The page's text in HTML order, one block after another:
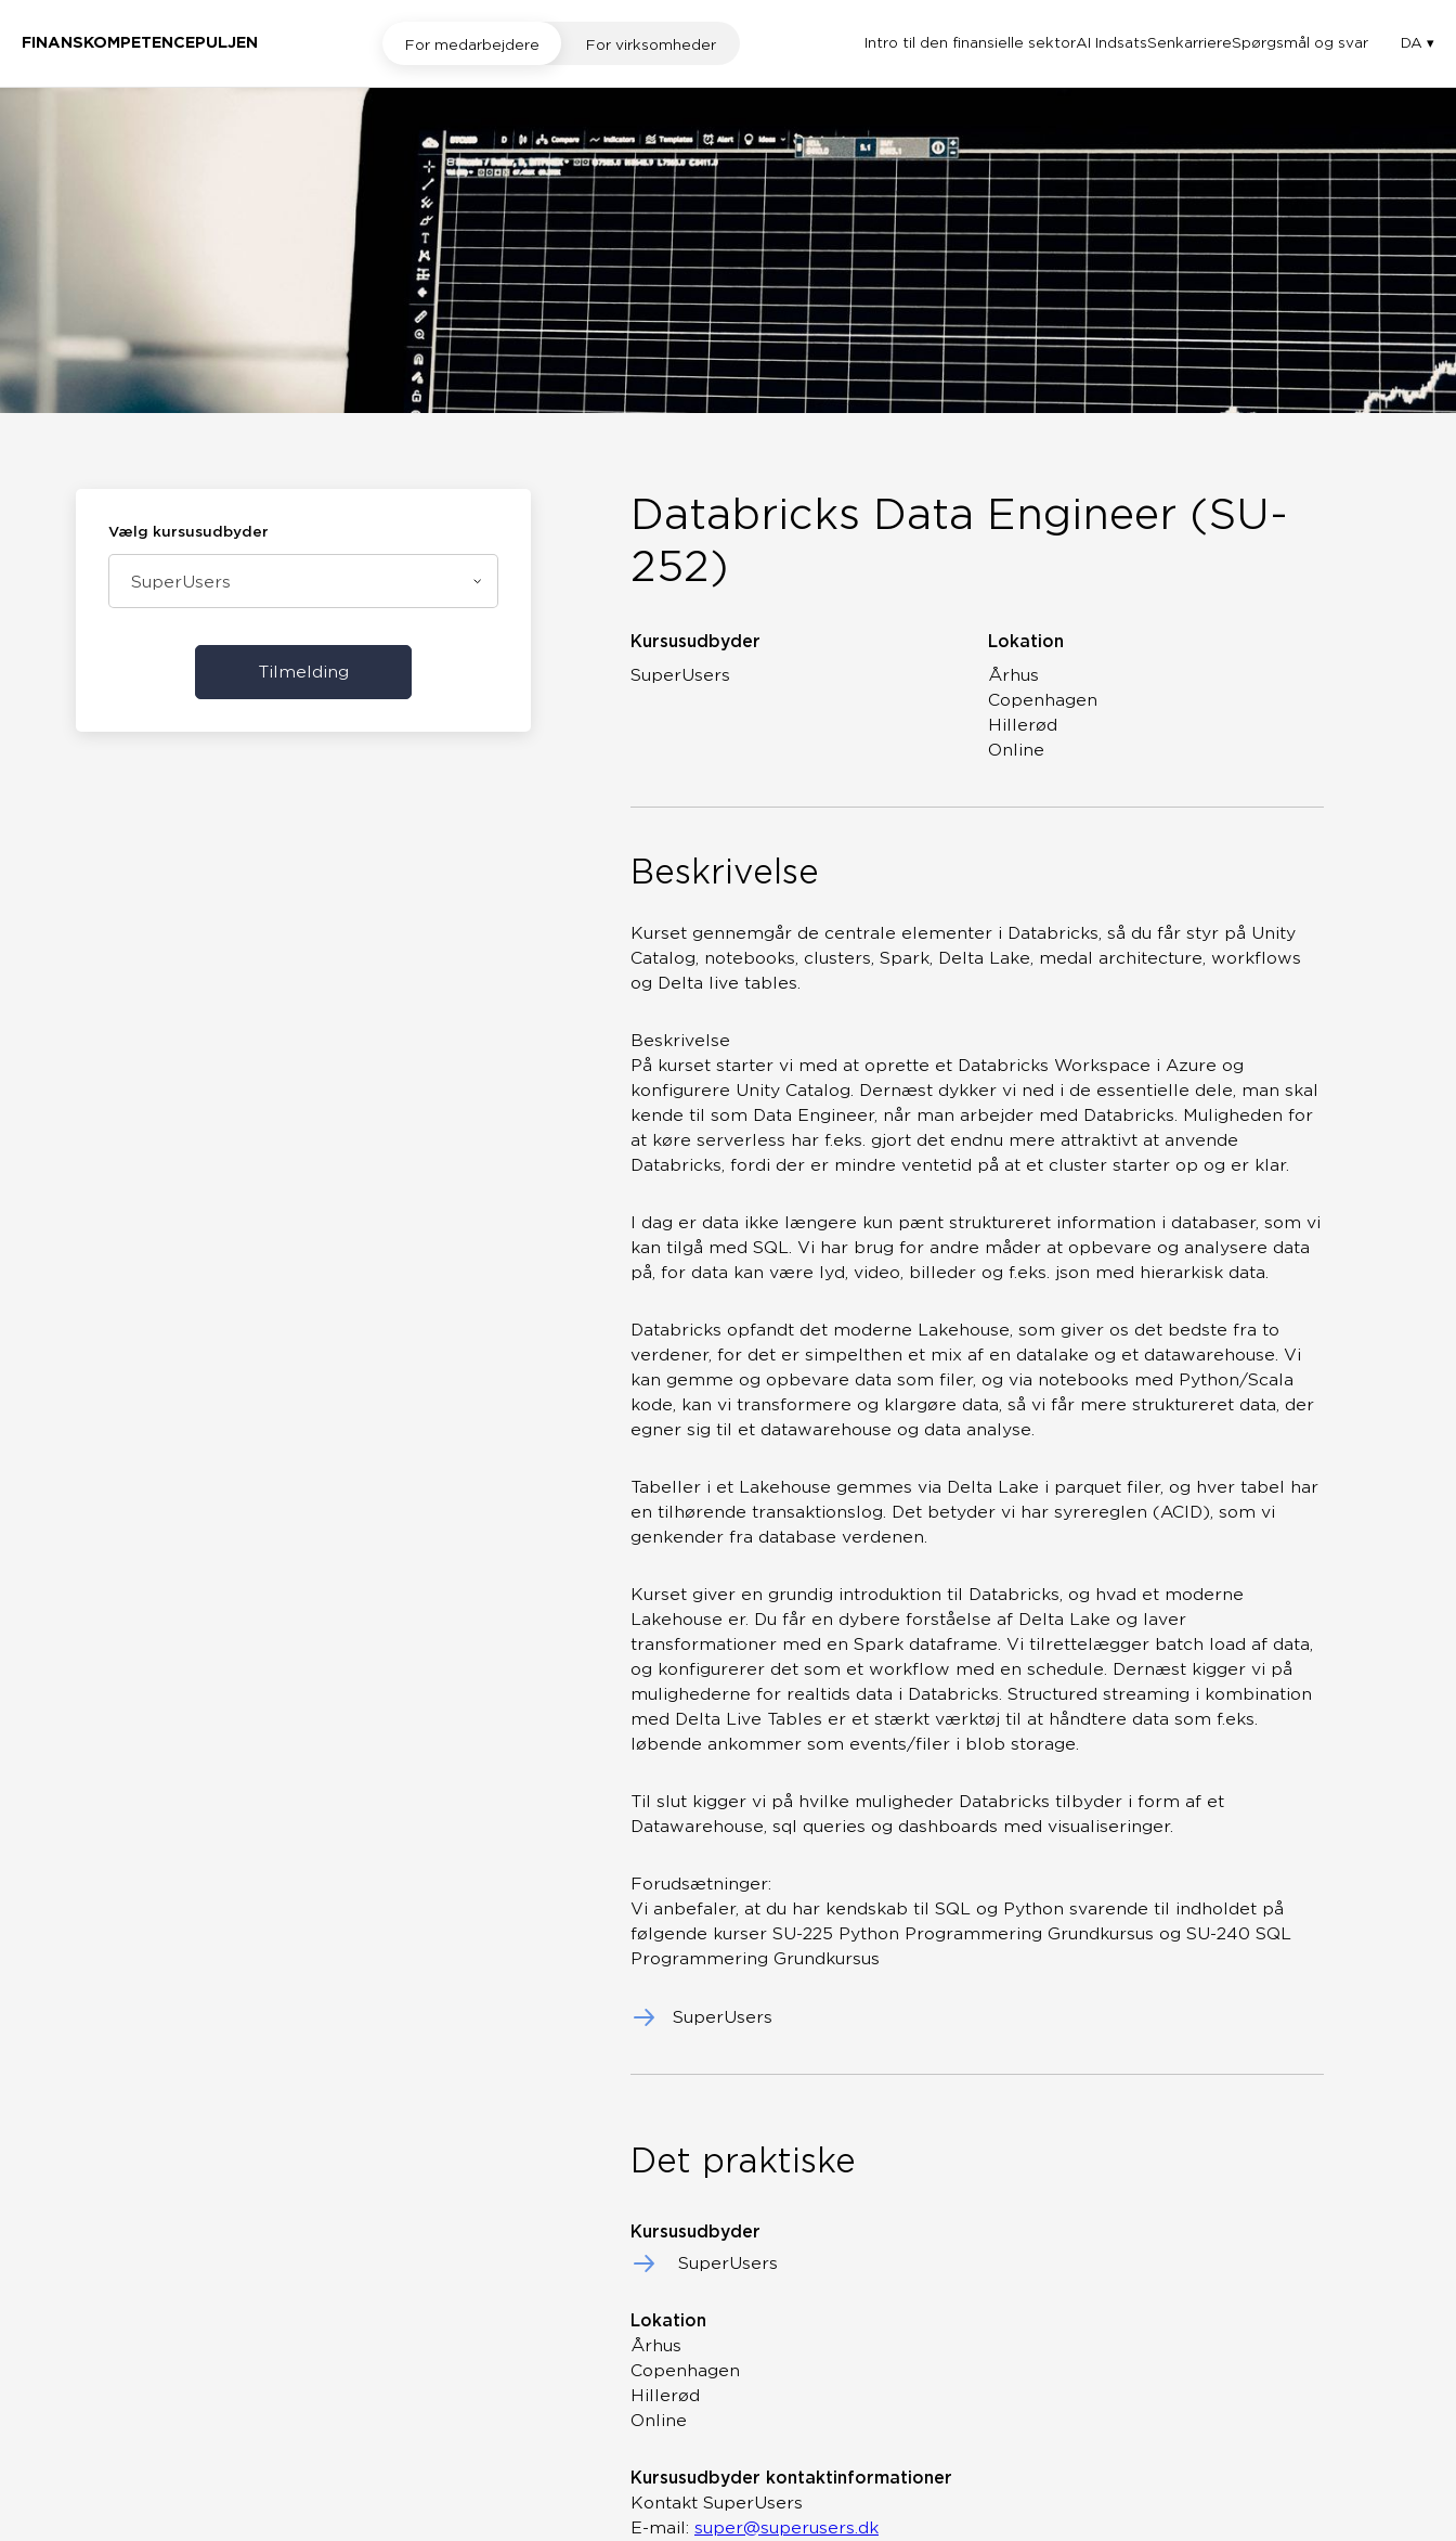
FINANSKOMPETENCEPULJEN For medarbejdere For virksomheder Intro til den finansielle sektorAI IndsatsSenkarriereSpørgsmål og svar DA
Vælg kursusudbyder
SuperUsers
Tilmelding
Databricks Data Engineer (SU-
252)
Kursusudbyder
SuperUsers
Lokation
Århus
Copenhagen
Hillerød
Online
Beskrivelse
Kurset gennemgår de centrale elementer i Databricks, så du får styr på Unity
Catalog, notebooks, clusters, Spark, Delta Lake, medal architecture, workflows
og Delta live tables.
Beskrivelse
På kurset starter vi med at oprette et Databricks Workspace i Azure og
konfigurere Unity Catalog. Dernæst dykker vi ned i de essentielle dele, man skal
kende til som Data Engineer, når man arbejder med Databricks. Muligheden for
at køre serverless har f.eks. gjort det endnu mere attraktivt at anvende
Databricks, fordi der er mindre ventetid på at et cluster starter op og er klar.
I dag er data ikke længere kun pænt struktureret information i databaser, som vi
kan tilgå med SQL. Vi har brug for andre måder at opbevare og analysere data
på, for data kan være lyd, video, billeder og f.eks. json med hierarkisk data.
Databricks opfandt det moderne Lakehouse, som giver os det bedste fra to
verdener, for det er simpelthen et mix af en datalake og et datawarehouse. Vi
kan gemme og opbevare data som filer, og via notebooks med Python/Scala
kode, kan vi transformere og klargøre data, så vi får mere struktureret data, der
egner sig til et datawarehouse og data analyse.
Tabeller i et Lakehouse gemmes via Delta Lake i parquet filer, og hver tabel har
en tilhørende transaktionslog. Det betyder vi har syrereglen (ACID), som vi
genkender fra database verdenen.
Kurset giver en grundig introduktion til Databricks, og hvad et moderne
Lakehouse er. Du får en dybere forståelse af Delta Lake og laver
transformationer med en Spark dataframe. Vi tilrettelægger batch load af data,
og konfigurerer det som et workflow med en schedule. Dernæst kigger vi på
mulighederne for realtids data i Databricks. Structured streaming i kombination
med Delta Live Tables er et stærkt værktøj til at håndtere data som f.eks.
løbende ankommer som events/filer i blob storage.
Til slut kigger vi på hvilke muligheder Databricks tilbyder i form af et
Datawarehouse, sql queries og dashboards med visualiseringer.
Forudsætninger:
Vi anbefaler, at du har kendskab til SQL og Python svarende til indholdet på
følgende kurser SU-225 Python Programmering Grundkursus og SU-240 SQL
Programmering Grundkursus
SuperUsers
Det praktiske
Kursusudbyder
SuperUsers
Lokation
Århus
Copenhagen
Hillerød
Online
Kursusudbyder kontaktinformationer
Kontakt SuperUsers
E-mail: super@superusers.dk